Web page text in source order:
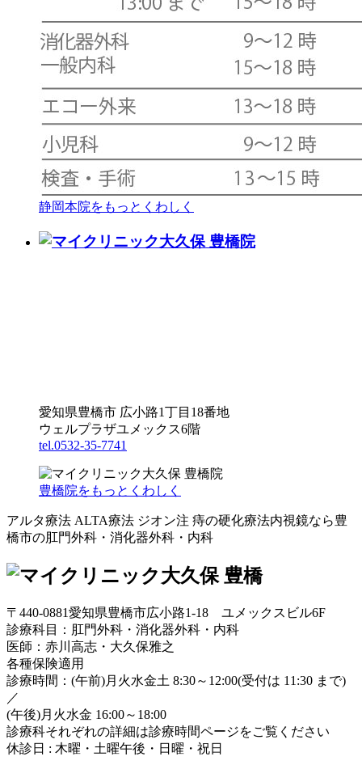
静岡本院をもっとくわしく
愛知県豊橋市 広小路1丁目18番地
ウェルプラザユメックス6階
tel.0532-35-7741
豊橋院をもっとくわしく
アルタ療法 ALTA療法 ジオン注 痔の硬化療法内視鏡なら豊
橋市の肛門外科・消化器外科・内科
〒440-0881愛知県豊橋市広小路1-18 ユメックスビル6F
診療科目：肛門外科・消化器外科・内科
医師：赤川高志・大久保雅之
各種保険適用
診療時間：(午前)月火水金土 8:30～12:00(受付は 11:30 まで)
／
(午後)月火水金 16:00～18:00
診療科それぞれの詳細は診療時間ページをご覧ください
休診日 : 木曜・土曜午後・日曜・祝日